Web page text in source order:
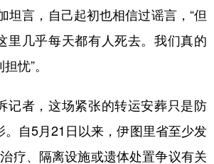
言，自己起初也相信过谣言，“但
里几乎每天都有人死去。我们真的
忧”。
者，这场紧张的转运安葬只是防
。自5月21日以来，伊图里省至少发
疗、隔离设施或遗体处置争议有关